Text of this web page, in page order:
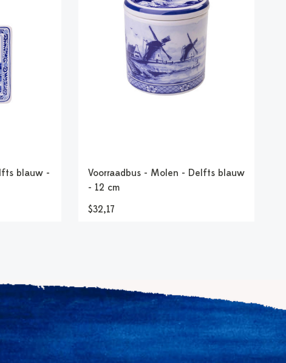
blauw -
Voorraadbus - Molen - Delfts blauw
- 12 cm
$32,17